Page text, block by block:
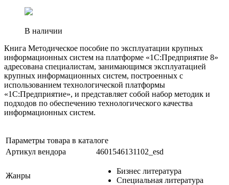
В наличии
Книга Методическое пособие по эксплуатации крупных
информационных систем на платформе «1С:Предприятие 8»
адресована специалистам, занимающимся эксплуатацией
крупных информационных систем, построенных с
использованием технологической платформы
«1С:Предприятие», и представляет собой набор методик и
подходов по обеспечению технологического качества
информационных систем.
Параметры товара в каталоге
Артикул вендора
4601546131102_esd
Жанры
Бизнес литература
Специальная литература